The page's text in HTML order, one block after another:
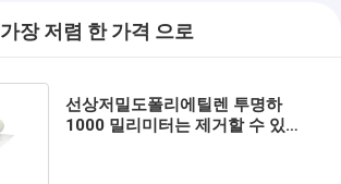
가장 저렴 한 가격 으로
선상저밀도폴리에틸렌 투명하
1000 밀리미터는 제거할 수 있는